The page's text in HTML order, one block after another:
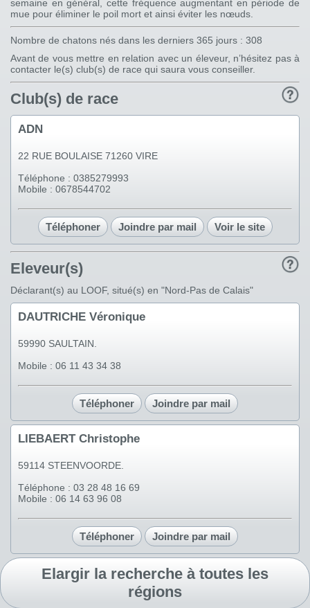
semaine en général, cette fréquence augmentant en période de
mue pour éliminer le poil mort et ainsi éviter les nœuds.
Nombre de chatons nés dans les derniers 365 jours : 308
Avant de vous mettre en relation avec un éleveur, n’hésitez pas à
contacter le(s) club(s) de race qui saura vous conseiller.
Club(s) de race
ADN
22 RUE BOULAISE 71260 VIRE
Téléphone : 0385279993
Mobile : 0678544702
Téléphoner Joindre par mail Voir le site
Eleveur(s)
Déclarant(s) au LOOF, situé(s) en "Nord-Pas de Calais"
DAUTRICHE Véronique
59990 SAULTAIN.
Mobile : 06 11 43 34 38
Téléphoner Joindre par mail
LIEBAERT Christophe
59114 STEENVOORDE.
Téléphone : 03 28 48 16 69
Mobile : 06 14 63 96 08
Téléphoner Joindre par mail
Elargir la recherche à toutes les
régions